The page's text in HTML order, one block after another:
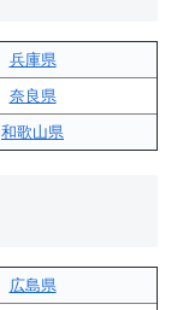
兵庫県
奈良県
和歌山県
広島県